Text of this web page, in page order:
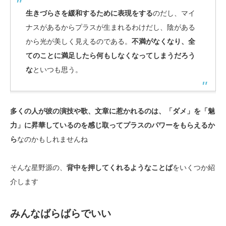
生きづらさを緩和するために表現をするのだし、マイ
ナスがあるからプラスが生まれるわけだし、陰がある
から光が美しく見えるのである。 不満がなくなり、全
てのことに満足したら何もしなくなってしまうだろう
なといつも思う。
多くの人が彼の演技や歌、文章に惹かれるのは、「ダメ」を「魅
力」に昇華しているのを感じ取ってプラスのパワーをもらえるか
らなのかもしれませんね
そんな星野源の、 背中を押してくれるようなことばをいくつか紹
介します
みんなばらばらでいい